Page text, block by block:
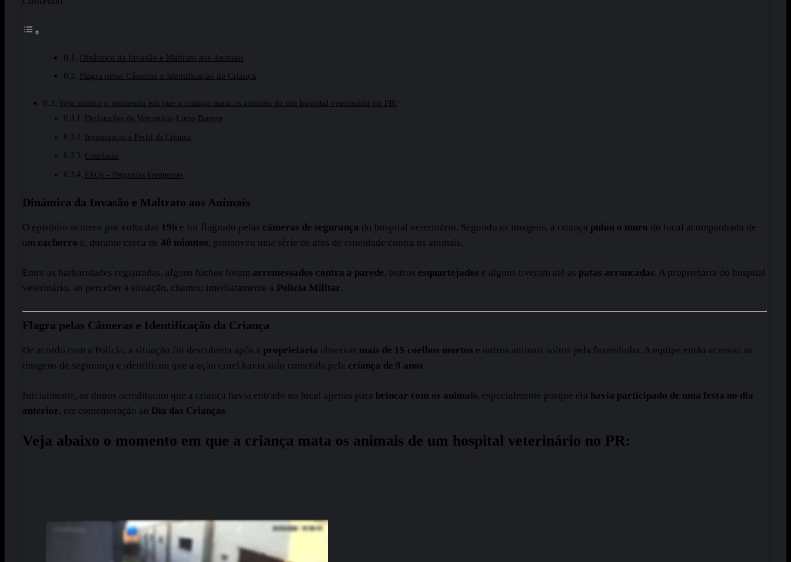
Dinâmica da Invasão e Maltrato aos Animais
Flagra pelas Câmeras e Identificação da Criança
Veja abaixo o momento em que a criança mata os animais de um hospital veterinário no PR:
Declarações do Veterinário Lúcio Barreto
Investigação e Perfil da Criança
Conclusão
FAQs – Perguntas Frequentes
Dinâmica da Invasão e Maltrato aos Animais
O episódio ocorreu por volta das 19h e foi flagrado pelas câmeras de segurança do hospital veterinário. Segundo as imagens, a criança pulou o muro do local acompanhada de
um cachorro e, durante cerca de 40 minutos, promoveu uma série de atos de crueldade contra os animais.
Entre as barbaridades registradas, alguns bichos foram arremessados contra a parede, outros esquartejados e alguns tiveram até as patas arrancadas. A proprietária do hospital
veterinário, ao perceber a situação, chamou imediatamente a Polícia Militar.
Flagra pelas Câmeras e Identificação da Criança
De acordo com a Polícia, a situação foi descoberta após a proprietária observar mais de 15 coelhos mortos e outros animais soltos pela fazendinha. A equipe então acessou as
imagens de segurança e identificou que a ação cruel havia sido cometida pela criança de 9 anos.
Inicialmente, os donos acreditaram que a criança havia entrado no local apenas para brincar com os animais, especialmente porque ela havia participado de uma festa no dia
anterior, em comemoração ao Dia das Crianças.
Veja abaixo o momento em que a criança mata os animais de um hospital veterinário no PR: